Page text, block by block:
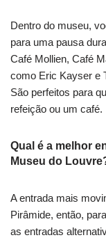
Dentro do museu,
para uma pausa
Café Mollien, Café
como Eric Kayser e
São perfeitos para
refeição ou um café.
Qual é a melhor
Museu do
A entrada mais
Pirâmide, então,
as entradas